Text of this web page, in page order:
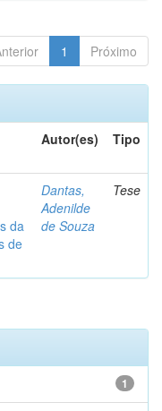
1 Próximo
Autor(es) Tipo
da
de
Dantas,
Adenilde
de Souza
Tese
1